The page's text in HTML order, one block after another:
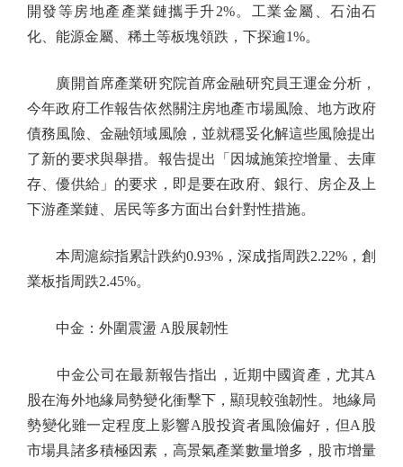
開發等房地產產業鏈攜手升2%。工業金屬、石油石
化、能源金屬、稀土等板塊領跌，下探逾1%。
廣開首席產業研究院首席金融研究員王運金分析，
今年政府工作報告依然關注房地產市場風險、地方政府
債務風險、金融領域風險，並就穩妥化解這些風險提出
了新的要求與舉措。報告提出「因城施策控增量、去庫
存、優供給」的要求，即是要在政府、銀行、房企及上
下游產業鏈、居民等多方面出台針對性措施。
本周滬綜指累計跌約0.93%，深成指周跌2.22%，創
業板指周跌2.45%。
中金：外圍震盪 A股展韌性
中金公司在最新報告指出，近期中國資產，尤其A
股在海外地緣局勢變化衝擊下，顯現較強韌性。地緣局
勢變化雖一定程度上影響A股投資者風險偏好，但A股
市場具諸多積極因素，高景氣產業數量增多，股市增量